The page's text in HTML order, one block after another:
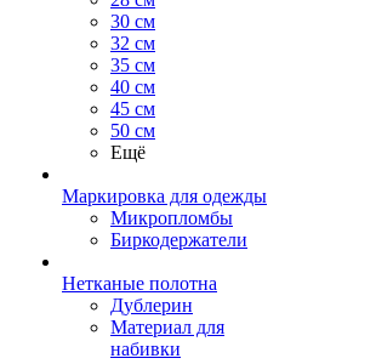
30 см
32 см
35 см
40 см
45 см
50 см
Ещё
Маркировка для одежды
Микропломбы
Биркодержатели
Нетканые полотна
Дублерин
Материал для
набивки